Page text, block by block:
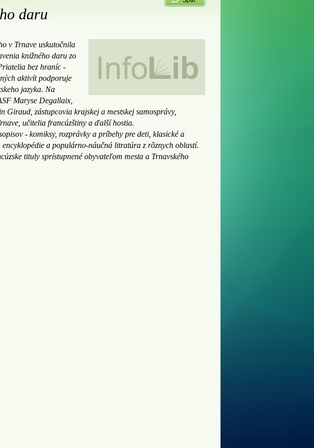
daru
v Trnave uskutočnila
knižného daru zo
bez hraníc -
aktivít podporuje
jazyka. Na
Maryse Degallaix,
Giraud, zástupcovia krajskej a mestskej samosprávy,
učitelia francúzštiny a ďalší hostia.
- komiksy, rozprávky a príbehy pre deti, klasické a
encyklopédie a populárno-náučná litratúra z rôznych oblastí.
tituly sprístupnené obyvateľom mesta a Trnavského